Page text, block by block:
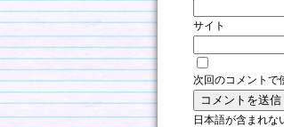
サイト
次回のコメントで
日本語が含まれな